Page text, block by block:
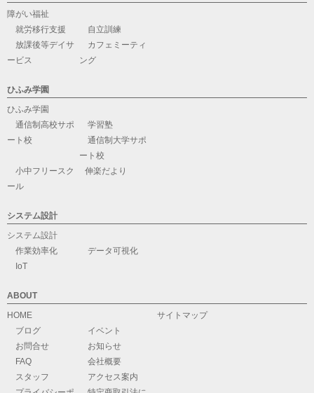
障がい福祉
就労移行支援
自立訓練
放課後等デイサ
ービス
カフェミーティ
ング
ひふみ学園
ひふみ学園
通信制高校サポ
ート校
学習塾
通信制大学サポ
ート校
小中フリースク
ール
伸楽だより
システム設計
システム設計
作業効率化
データ可視化
IoT
ABOUT
HOME
ブログ
イベント
お問合せ
お知らせ
FAQ
会社概要
スタッフ
アクセス案内
サイトマップ